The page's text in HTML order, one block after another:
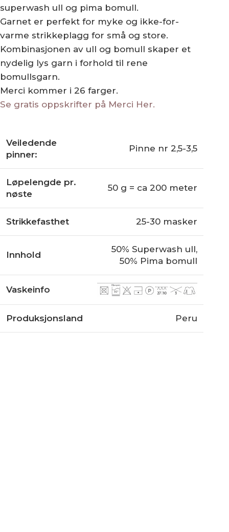
superwash ull og pima bomull.
Garnet er perfekt for myke og ikke-for-
varme strikkeplagg for små og store.
Kombinasjonen av ull og bomull skaper et
nydelig lys garn i forhold til rene
bomullsgarn.
Merci kommer i 26 farger.
Se gratis oppskrifter på Merci Her.
Veiledende
pinner:
Pinne nr 2,5-3,5
Løpelengde pr.
nøste
50 g = ca 200 meter
Strikkefasthet 25-30 masker
Innhold
50% Superwash ull,
50% Pima bomull
Vaskeinfo
Produksjonsland Peru